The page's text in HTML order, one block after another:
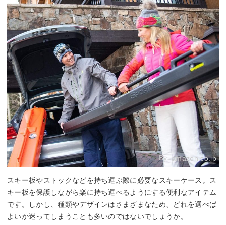
By:amazon.co.jp
スキー板やストックなどを持ち運ぶ際に必要なスキーケース。ス
キー板を保護しながら楽に持ち運べるようにする便利なアイテム
です。しかし、種類やデザインはさまざまなため、どれを選べば
よいか迷ってしまうことも多いのではないでしょうか。